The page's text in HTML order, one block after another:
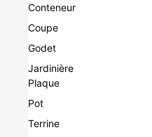
Conteneur
Coupe
Godet
Jardinière
Plaque
Pot
Terrine